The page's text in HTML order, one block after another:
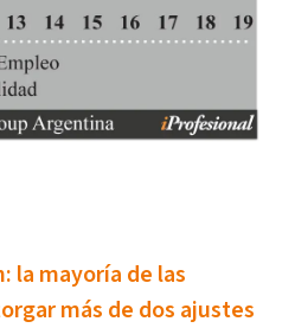
la mayoría de las
más de dos ajustes